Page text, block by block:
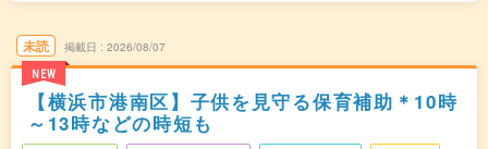
未読
NEW
掲載日 2026/08/07
【横浜市港南区】子供を見守る保育補助＊10時
～13時などの時短も